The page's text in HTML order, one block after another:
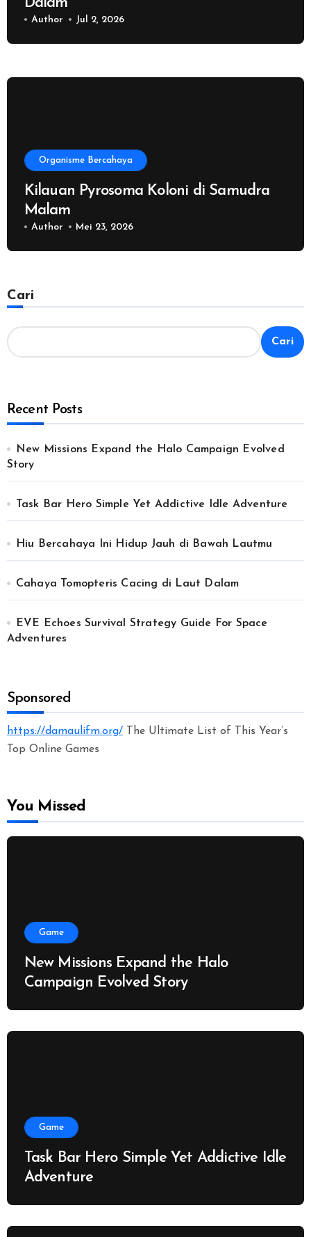
Author Jul 2, 2026
Organisme Bercahaya
Kilauan Pyrosoma Koloni di Samudra
Malam
Author Mei 23, 2026
Cari
Cari
Recent Posts
New Missions Expand the Halo Campaign Evolved
Story
Task Bar Hero Simple Yet Addictive Idle Adventure
Hiu Bercahaya Ini Hidup Jauh di Bawah Lautmu
Cahaya Tomopteris Cacing di Laut Dalam
EVE Echoes Survival Strategy Guide For Space
Adventures
Sponsored
https://damaulifm.org/The Ultimate List of This Year’s
Top Online Games
You Missed
Game
New Missions Expand the Halo
Campaign Evolved Story
Game
Task Bar Hero Simple Yet Addictive Idle
Adventure